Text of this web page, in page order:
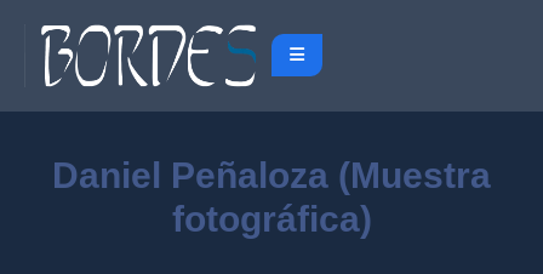
Daniel Peñaloza (Muestra
fotográfica)